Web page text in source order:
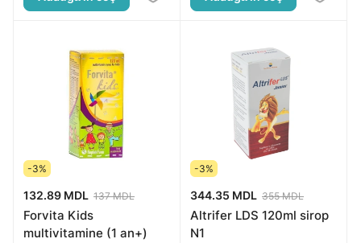
-3%
132.89 MDL 137 MDL
Forvita Kids
multivitamine (1 an+)
-3%
344.35 MDL 355 MDL
Altrifer LDS 120ml sirop
N1